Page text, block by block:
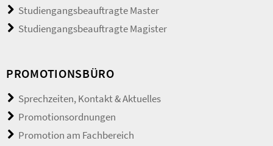
Studiengangsbeauftragte Master
Studiengangsbeauftragte Magister
PROMOTIONSBÜRO
Sprechzeiten, Kontakt & Aktuelles
Promotionsordnungen
Promotion am Fachbereich